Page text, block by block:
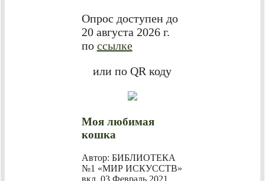
Опрос доступен до
20 августа 2026 г.
по ссылке
или по QR коду
Моя любимая
кошка
Автор: БИБЛИОТЕКА
№1 «МИР ИСКУССТВ»
вкл. 03 Февраль 2021 .